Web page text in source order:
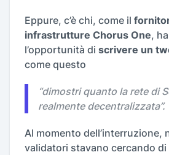
Eppure, c’è chi, come il
infrastrutture Chorus One,
l’opportunità di scrivere un
come questo
“dimostri quanto la rete di
realmente decentralizzata”.
Al momento dell’interruzione,
validatori stavano cercando di